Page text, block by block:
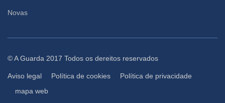
Novas
© A Guarda 2017 Todos os dereitos reservados
Aviso legal Política de cookies
Política de privacidade
mapa web